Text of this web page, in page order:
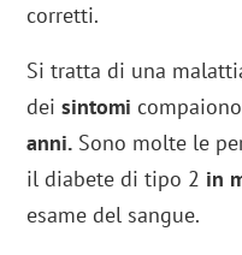
corretti.
Si tratta di una
deisintomi
anni. Sono molte le
il diabete di tipo 2 in
esame del sangue.